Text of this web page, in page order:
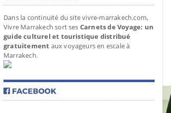
Dans la continuité du site vivre-marrakech.com,
Vivre Marrakech sort ses Carnets de Voyage: un
guide culturel et touristique distribué
gratuitement aux voyageurs en escale à
Marrakech.